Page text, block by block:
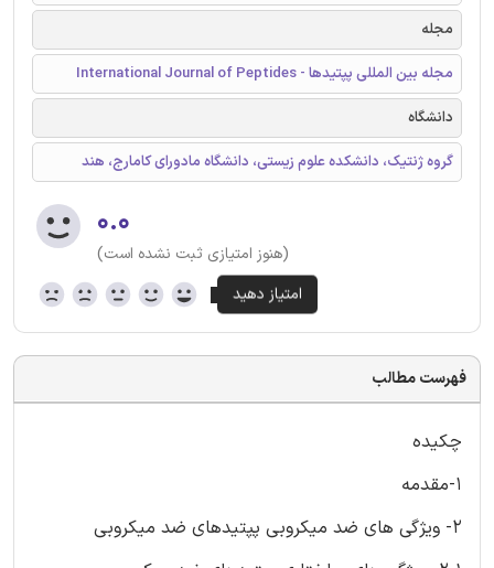
مجله
مجله بین المللی پپتیدها - International Journal of Peptides
دانشگاه
گروه ژنتیک، دانشکده علوم زیستی، دانشگاه مادورای کامارج، هند
۰.۰
(هنوز امتیازی ثبت نشده است)
فهرست مطالب
چکیده
1-مقدمه
2- ویژگی های ضد میکروبی پپتیدهای ضد میکروبی